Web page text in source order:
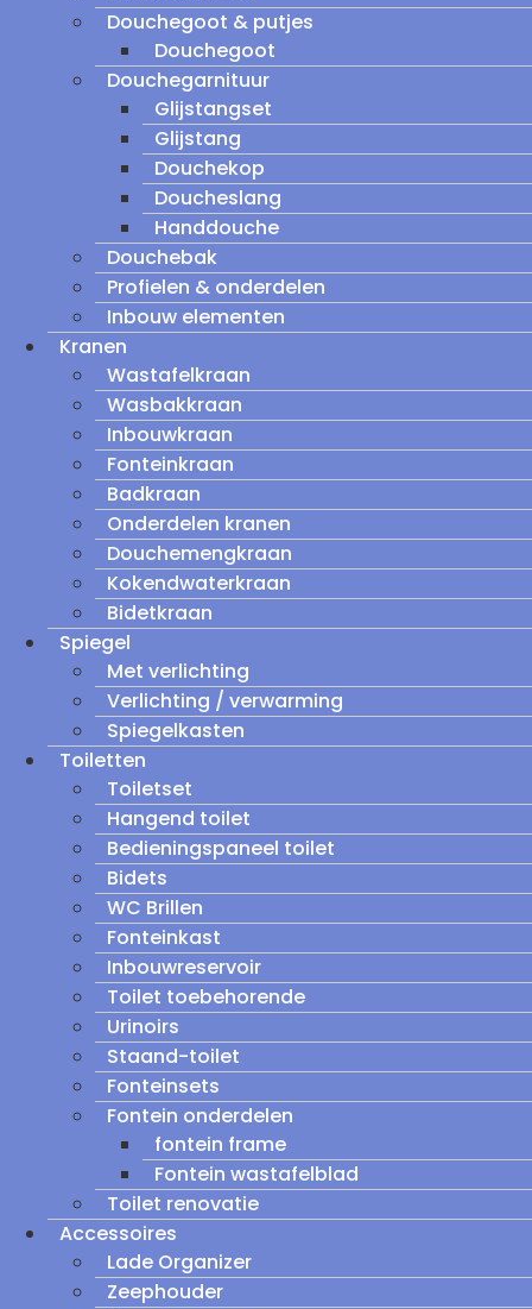
Douchegoot & putjes
Douchegoot
Douchegarnituur
Glijstangset
Glijstang
Douchekop
Doucheslang
Handdouche
Douchebak
Profielen & onderdelen
Inbouw elementen
Kranen
Wastafelkraan
Wasbakkraan
Inbouwkraan
Fonteinkraan
Badkraan
Onderdelen kranen
Douchemengkraan
Kokendwaterkraan
Bidetkraan
Spiegel
Met verlichting
Verlichting / verwarming
Spiegelkasten
Toiletten
Toiletset
Hangend toilet
Bedieningspaneel toilet
Bidets
WC Brillen
Fonteinkast
Inbouwreservoir
Toilet toebehorende
Urinoirs
Staand-toilet
Fonteinsets
Fontein onderdelen
fontein frame
Fontein wastafelblad
Toilet renovatie
Accessoires
Lade Organizer
Zeephouder